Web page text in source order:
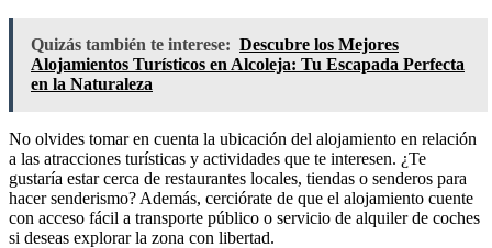
Quizás también te interese: Descubre los Mejores
Alojamientos Turísticos en Alcoleja: Tu Escapada Perfecta
en la Naturaleza
No olvides tomar en cuenta la ubicación del alojamiento en relación
a las atracciones turísticas y actividades que te interesen. ¿Te
gustaría estar cerca de restaurantes locales, tiendas o senderos para
hacer senderismo? Además, cerciórate de que el alojamiento cuente
con acceso fácil a transporte público o servicio de alquiler de coches
si deseas explorar la zona con libertad.